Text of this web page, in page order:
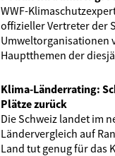
WWF-
offizieller Vertreter der
Umweltorganisationen
Hauptthemen der
Klima-Länderrating:
Plätze zurück
Die Schweiz landet im
Ländervergleich auf
Land tut genug für das